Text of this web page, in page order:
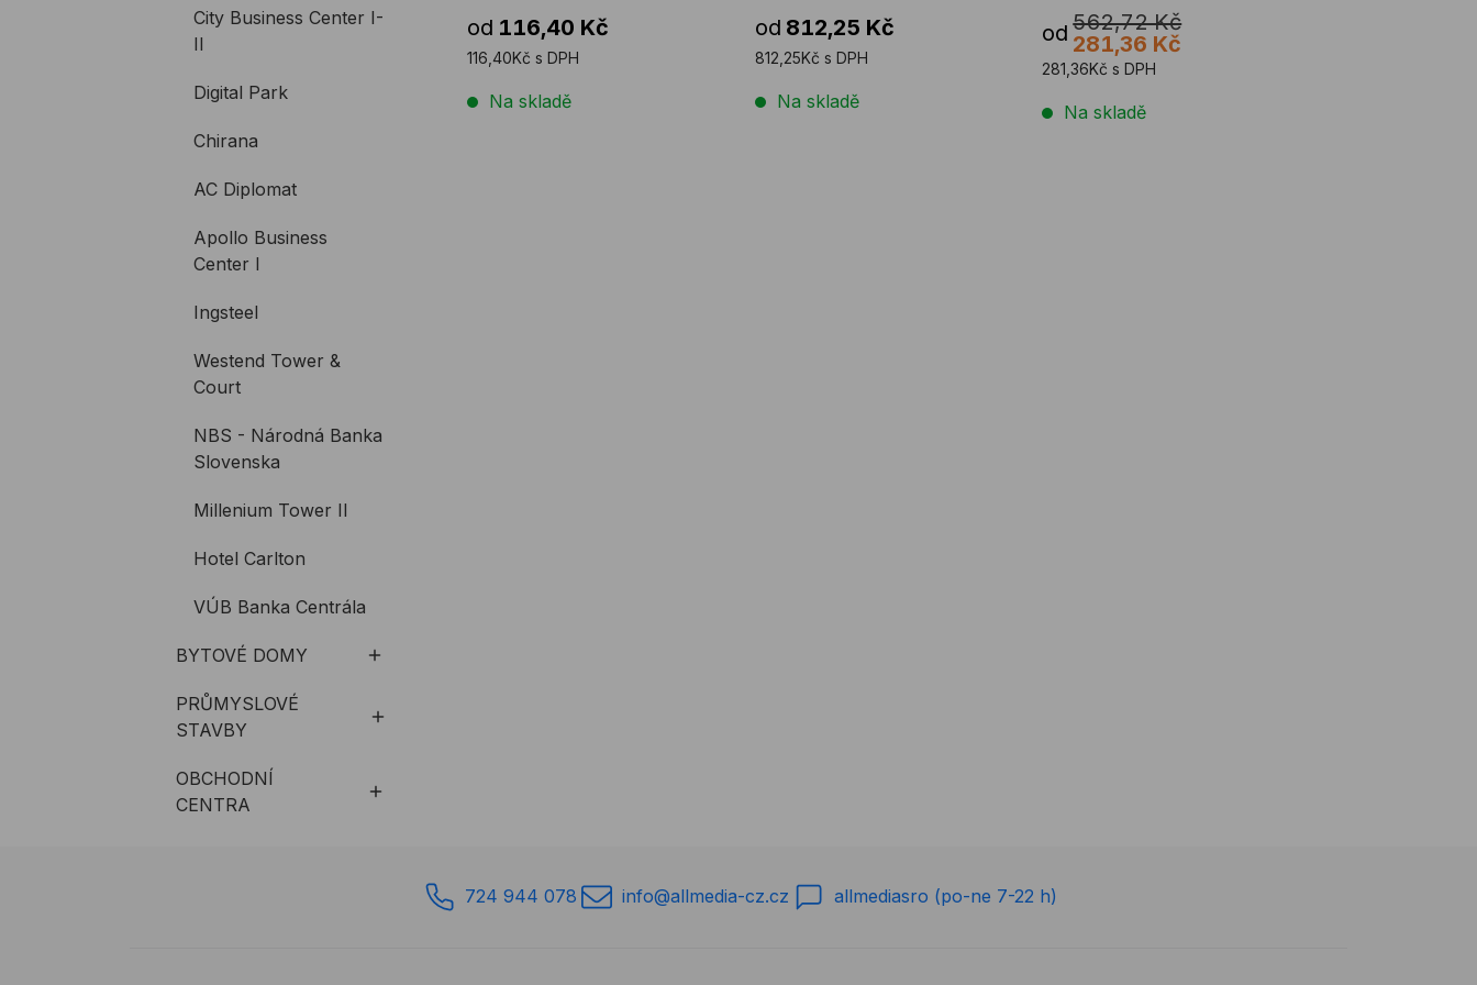
City Business Center I-
II
Digital Park
Chirana
AC Diplomat
Apollo Business
Center I
Ingsteel
Westend Tower &
Court
NBS - Národná Banka
Slovenska
Millenium Tower II
Hotel Carlton
VÚB Banka Centrála
BYTOVÉ DOMY
PRŮMYSLOVÉ
STAVBY
OBCHODNÍ
CENTRA
od 116,40 Kč
116,40Kč s DPH
Na skladě
od 812,25 Kč
812,25Kč s DPH
Na skladě
od 562,72 Kč
281,36 Kč
281,36Kč s DPH
Na skladě
724 944 078 info@allmedia-cz.cz allmediasro (po-ne 7-22 h)